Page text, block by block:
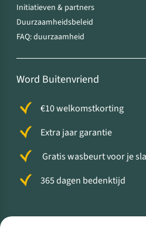
Initiatieven & partners
Duurzaamheidsbeleid
FAQ: duurzaamheid
Word Buitenvriend
€10 welkomstkorting
Extra jaar garantie
Gratis wasbeurt voor je
365 dagen bedenktijd